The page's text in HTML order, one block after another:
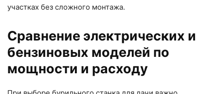
участках без сложного монтажа.
Сравнение электрических и
бензиновых моделей по
мощности и расходу